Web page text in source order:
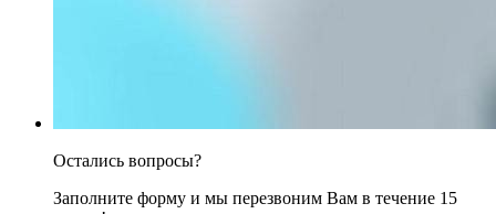
Остались вопросы?
Заполните форму и мы перезвоним Вам в течение 15